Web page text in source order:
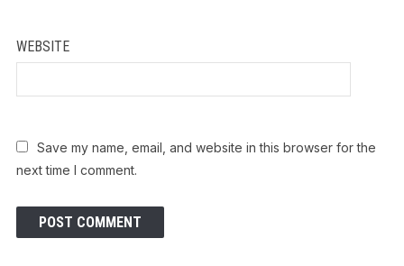
WEBSITE
Save my name, email, and website in this browser for the
next time I comment.